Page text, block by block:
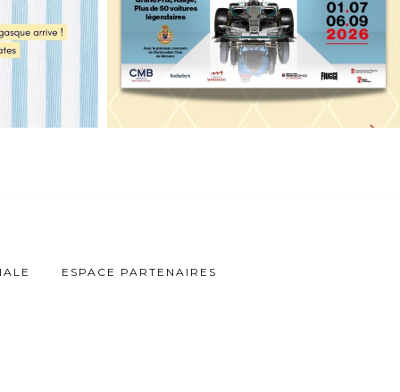
ESPACE PARTENAIRES